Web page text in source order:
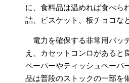
に、食料品は温めれば食べら
詰、ビスケット、板チョコな
電力を確保する非常用バッ
え、カセットコンロがあると
ペーパーやティッシュペーパ
品は普段のストックの一部を